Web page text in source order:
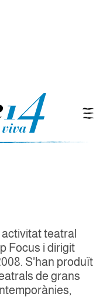
teatral
Focus i dirigit
S'han produït
de grans